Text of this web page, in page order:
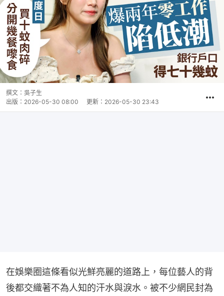
撰文： 吳子生
出版： 2026-05-30 08:00 更新： 2026-05-30 23:43
在娛樂圈這條看似光鮮亮麗的道路上，每位藝人的背
後都交織著不為人知的汗水與淚水。被不少網民封為